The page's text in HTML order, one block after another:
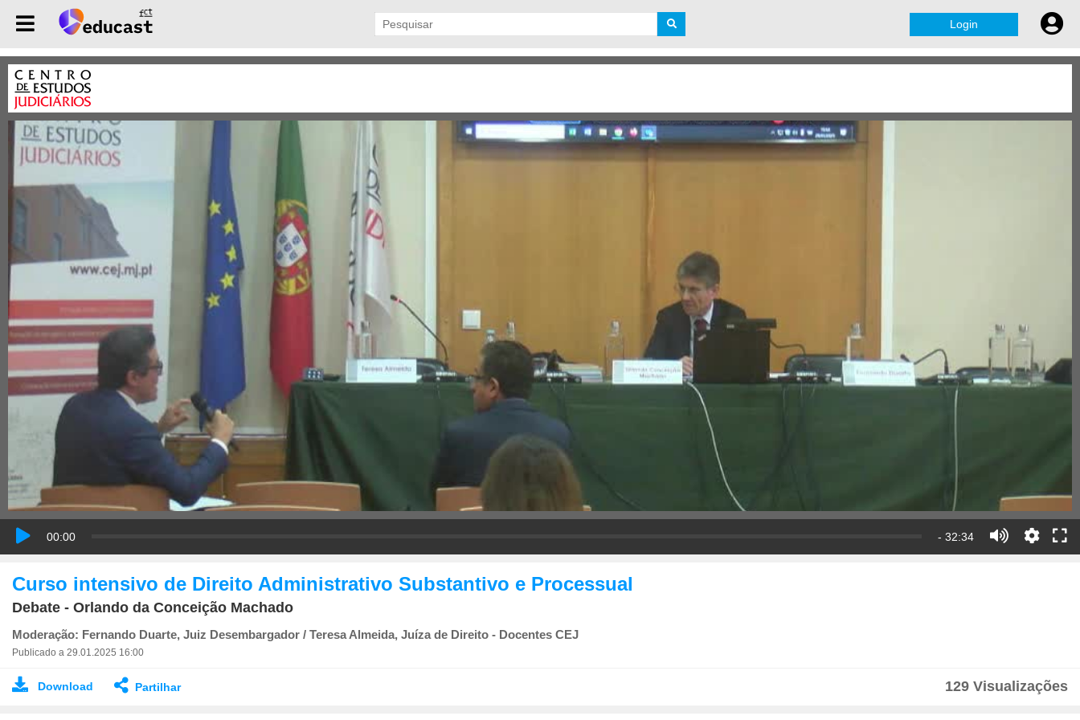
Login
00:00 - 32:34
Curso intensivo de Direito Administrativo Substantivo e Processual
Debate - Orlando da Conceição Machado
Moderação: Fernando Duarte, Juiz Desembargador / Teresa Almeida, Juíza de Direito - Docentes CEJ
Publicado a 29.01.2025 16:00
Download Partilhar 129 Visualizações